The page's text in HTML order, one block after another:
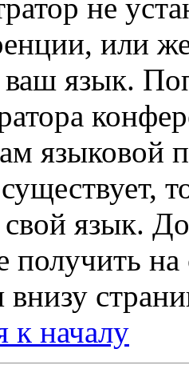
не
или
язык.
языковой
язык.
получить на
внизу
к началу